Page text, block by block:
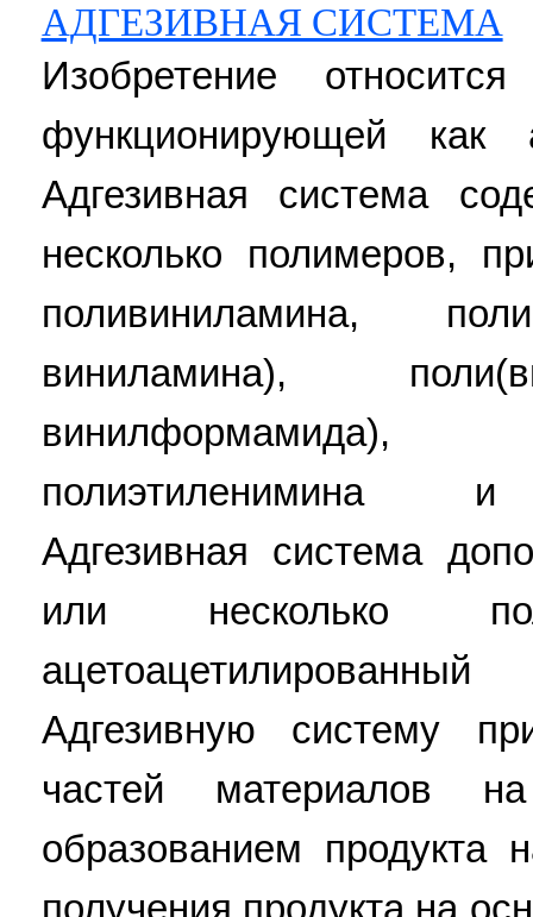
АДГЕЗИВНАЯ СИСТЕМА
Изобретение
функционирующей как
Адгезивная система
несколько полимеров,
поливиниламина,
виниламина),
полиэтиленимина и
Адгезивная система
или несколько
Адгезивную систему
частей материалов
образованием продукта
получения продукта на